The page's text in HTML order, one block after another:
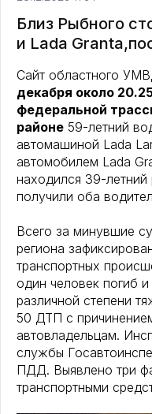
Близ Рыбного
и Lada
Сайт областного
декабря около
федеральной
районе 59-летний
автомашиной Lada
автомобилем Lada
находился 39-летний
получили оба
Всего за минувшие
региона
транспортных
один человек погиб
различной степени
50 ДТП с
автовладельцам.
службы
ПДД. Выявлено три
транспортными